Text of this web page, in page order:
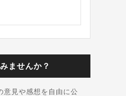
ませんか？
意見や感想を自由に公